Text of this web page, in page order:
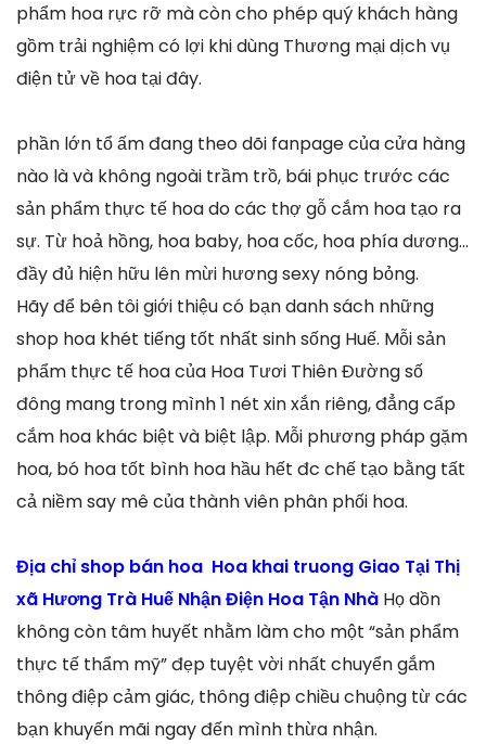
phẩm hoa rực rỡ mà còn cho phép quý khách hàng
gồm trải nghiệm có lợi khi dùng Thương mại dịch vụ
điện tử về hoa tại đây.
phần lớn tổ ấm đang theo dõi fanpage của cửa hàng
nào là và không ngoài trầm trồ, bái phục trước các
sản phẩm thực tế hoa do các thợ gỗ cắm hoa tạo ra
sự. Từ hoả hồng, hoa baby, hoa cốc, hoa phía dương…
đầy đủ hiện hữu lên mừi hương sexy nóng bỏng.
Hãy để bên tôi giới thiệu có bạn danh sách những
shop hoa khét tiếng tốt nhất sinh sống Huế. Mỗi sản
phẩm thực tế hoa của Hoa Tươi Thiên Đường số
đông mang trong mình 1 nét xin xắn riêng, đẳng cấp
cắm hoa khác biệt và biệt lập. Mỗi phương pháp gặm
hoa, bó hoa tốt bình hoa hầu hết đc chế tạo bằng tất
cả niềm say mê của thành viên phân phối hoa.
Địa chỉ shop bán hoa Hoa khai truong Giao Tại Thị
xã Hương Trà Huế Nhận Điện Hoa Tận Nhà Họ dồn
không còn tâm huyết nhằm làm cho một “sản phẩm
thực tế thẩm mỹ” đẹp tuyệt vời nhất chuyển gắm
thông điệp cảm giác, thông điệp chiều chuộng từ các
bạn khuyến mãi ngay đến mình thừa nhận.